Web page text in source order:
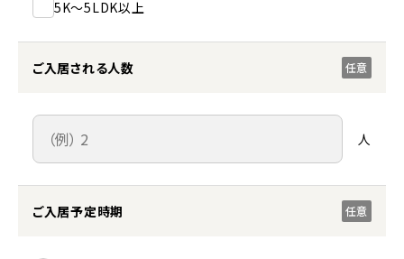
5K～5LDK以上
ご入居される人数 任意
人
ご入居予定時期 任意